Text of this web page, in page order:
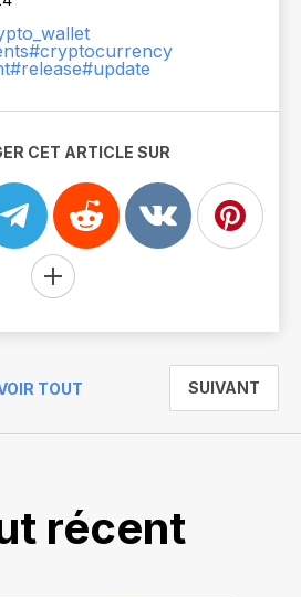
#cryptocurrency
#release#update
CET ARTICLE SUR
TOUT SUIVANT
récent